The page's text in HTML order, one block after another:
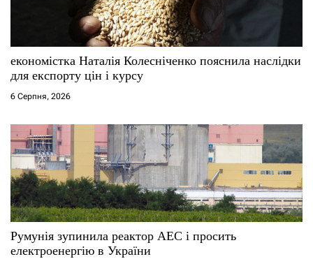
економістка Наталія Колесніченко пояснила наслідки
для експорту цін і курсу
6 Серпня, 2026
Румунія зупинила реактор АЕС і просить
електроенергію в України